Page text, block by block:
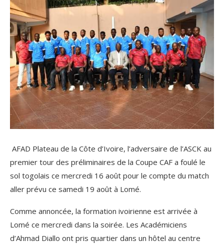
AFAD Plateau de la Côte d’Ivoire, l’adversaire de l’ASCK au
premier tour des préliminaires de la Coupe CAF a foulé le
sol togolais ce mercredi 16 août pour le compte du match
aller prévu ce samedi 19 août à Lomé.
Comme annoncée, la formation ivoirienne est arrivée à
Lomé ce mercredi dans la soirée. Les Académiciens
d’Ahmad Diallo ont pris quartier dans un hôtel au centre